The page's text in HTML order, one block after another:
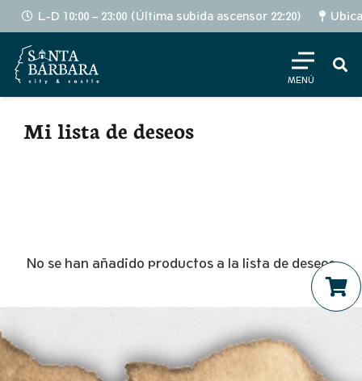
L-D 10:00 – 23:00 (Última subida ascensor 22:20)
MENÚ
Mi lista de deseos
No se han añadido productos a la lista de deseos